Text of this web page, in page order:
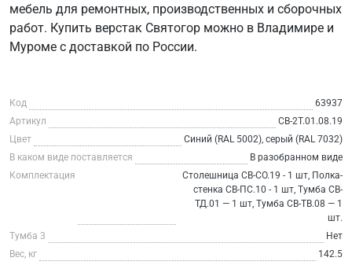
мебель для ремонтных, производственных и сборочных
работ. Купить верстак Святогор можно в Владимире и
Муроме с доставкой по России.
Код
63937
Артикул
СВ-2Т.01.08.19
Цвет
Синий (RAL 5002), серый (RAL 7032)
В каком виде поставляется
В разобранном виде
Комплектация
Столешница СВ-СО.19 - 1 шт, Полка-
стенка СВ-ПС.10 - 1 шт, Тумба СВ-
ТД.01 — 1 шт, Тумба СВ-ТВ.08 — 1
шт.
Тумба 3
Нет
Вес, кг
142.5